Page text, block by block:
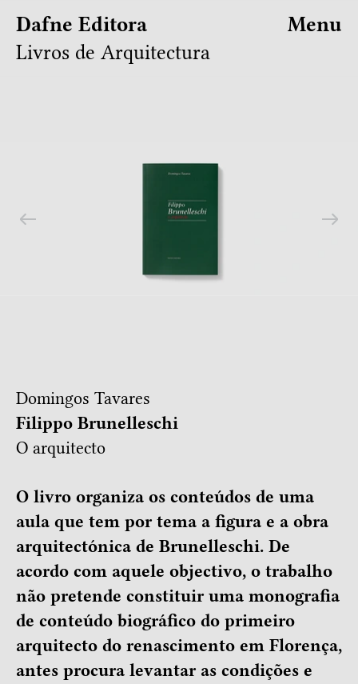
Dafne Editora
Livros de Arquitectura
Menu
Domingos Tavares
Filippo Brunelleschi
O arquitecto
O livro organiza os conteúdos de uma
aula que tem por tema a figura e a obra
arquitectónica de Brunelleschi. De
acordo com aquele objectivo, o trabalho
não pretende constituir uma monografia
de conteúdo biográfico do primeiro
arquitecto do renascimento em Florença,
antes procura levantar as condições e